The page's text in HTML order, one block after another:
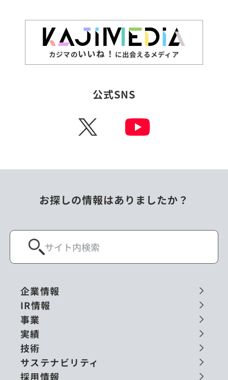
カジマのいいね！ に出会えるメディア
公式SNS
X
お探しの情報はありましたか？
企業情報
IR情報
事業
実績
技術
サステナビリティ
採用情報